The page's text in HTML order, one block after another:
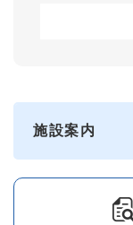
施設案内